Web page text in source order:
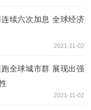
续六次加息 全球经济
2021-11-02
全球城市群 展现出强
2021-11-02